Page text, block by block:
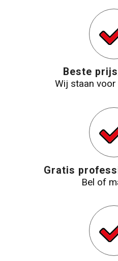
Laptop hoezen en tassen
GoodiebagsBeste
Wij staan
Gratis
Bel of